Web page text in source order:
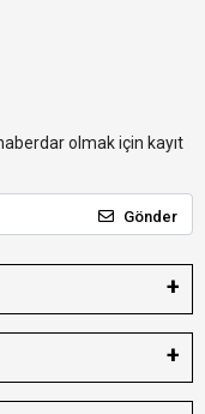
olmak için kayıt
Gönder